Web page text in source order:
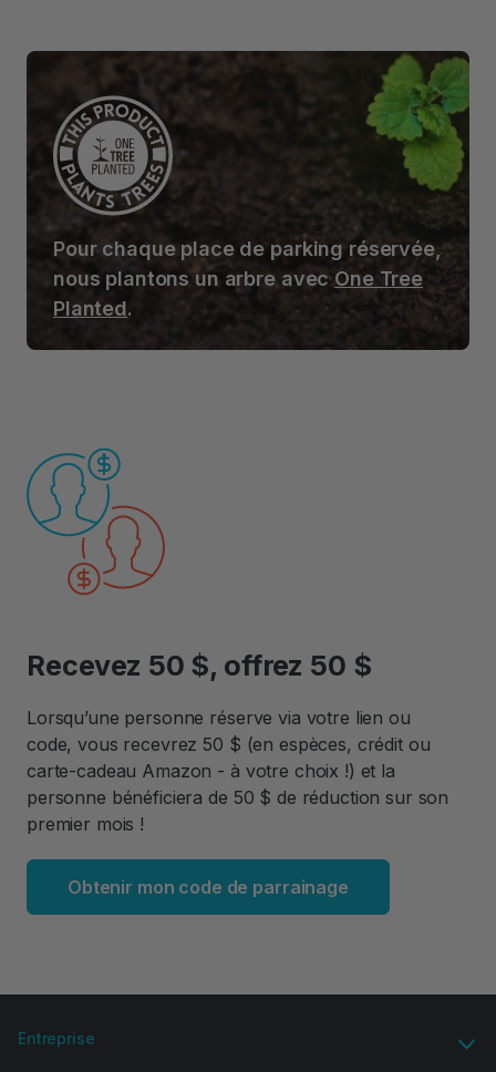
Pour chaque place de parking réservée,
nous plantons un arbre avecOne Tree
Planted.
Recevez 50 $, offrez 50 $
Lorsqu’une personne réserve via votre lien ou
code, vous recevrez 50 $ (en espèces, crédit ou
carte-cadeau Amazon - à votre choix !) et la
personne bénéficiera de 50 $ de réduction sur son
premier mois !
Obtenir mon code de parrainage
Entreprise